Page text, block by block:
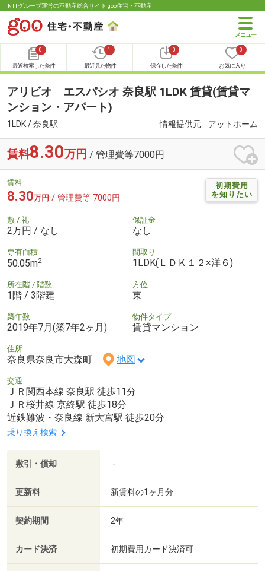
NTTグループ運営の不動産総合サイト goo住宅・不動産
0
最近検索した条件
1
最近見た物件
0
保存した条件
0
お気に入り
アリビオ エスパシオ 奈良駅 1LDK 賃貸(賃貸マ
ンション・アパート)
1LDK / 奈良駅 情報提供元 アットホーム
賃料8.30万円 / 管理費等7000円
初期費用
を知りたい
賃料
8.30万円 / 管理費等 7000円
敷 / 礼
2万円 / なし
保証金
なし
専有面積
50.05m2
間取り
1LDK(ＬＤＫ１２×洋６)
所在階 / 階数
1階 / 3階建
方位
東
築年数
2019年7月(築7年2ヶ月)
物件タイプ
賃貸マンション
住所
奈良県奈良市大森町 地図
交通
ＪＲ関西本線 奈良駅 徒歩11分
ＪＲ桜井線 京終駅 徒歩18分
近鉄難波・奈良線 新大宮駅 徒歩20分
乗り換え検索
敷引・償却 -
更新料 新賃料の1ヶ月分
契約期間 2年
カード決済 初期費用カード決済可